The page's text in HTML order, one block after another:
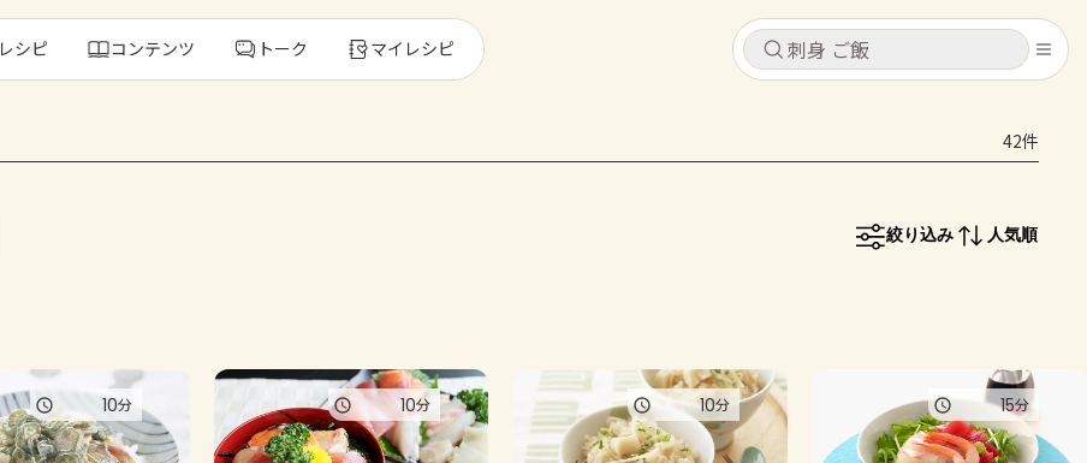
キャンセル
ログインするとレシピを保存できます
コンテンツ
レシピ
キャンセル
レシピ コンテンツ
レシピ コンテンツ トーク マイレシピ
42件
絞り込み 人気順
10分 10分 10分 15分